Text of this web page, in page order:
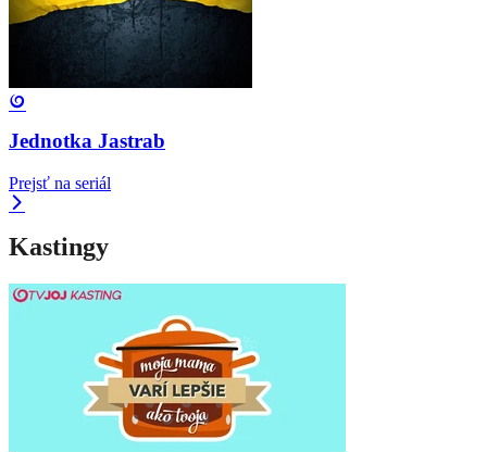
Jednotka Jastrab
Prejsť na seriál
Kastingy